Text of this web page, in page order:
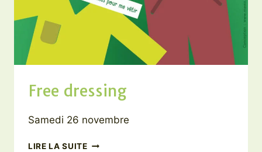
Free dressing
Samedi 26 novembre
LIRE LA SUITEFREE